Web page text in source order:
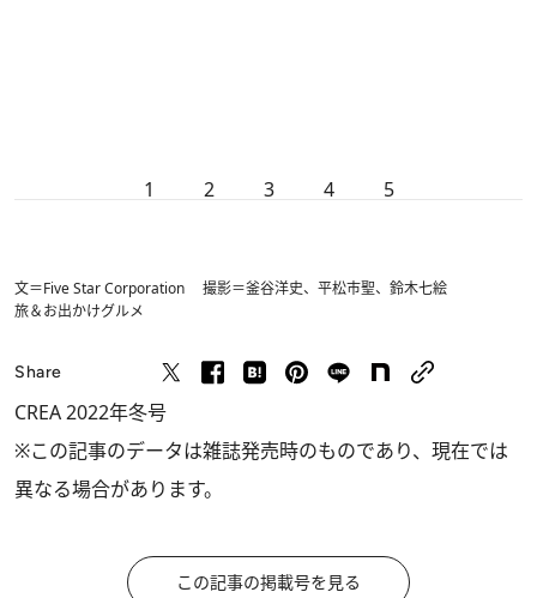
1 2 3 4 5
文＝Five Star Corporation 撮影＝釜谷洋史、平松市聖、鈴木七絵
旅＆お出かけグルメ
Share
CREA 2022年冬号
※この記事のデータは雑誌発売時のものであり、現在では
異なる場合があります。
この記事の掲載号を見る